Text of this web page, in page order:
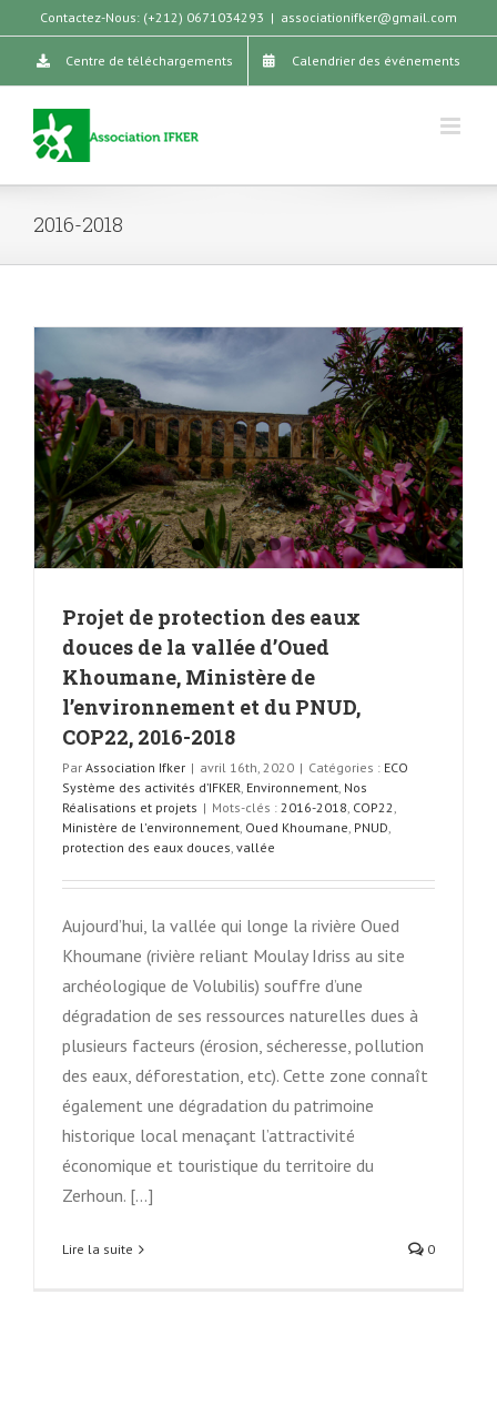
to
content
Contactez-Nous: (+212) 0671034293 | associationifker@gmail.com
Centre de téléchargements Calendrier des événements
2016-2018
Projet de protection des eaux
douces de la vallée d’Oued
Khoumane, Ministère de
l’environnement et du PNUD,
COP22, 2016-2018
Par Association Ifker | avril 16th, 2020 | Catégories : ECO
Système des activités d’IFKER, Environnement, Nos
Réalisations et projets | Mots-clés : 2016-2018, COP22,
Ministère de l'environnement, Oued Khoumane, PNUD,
protection des eaux douces, vallée
Aujourd’hui, la vallée qui longe la rivière Oued
Khoumane (rivière reliant Moulay Idriss au site
archéologique de Volubilis) souffre d’une
dégradation de ses ressources naturelles dues à
plusieurs facteurs (érosion, sécheresse, pollution
des eaux, déforestation, etc). Cette zone connaît
également une dégradation du patrimoine
historique local menaçant l’attractivité
économique et touristique du territoire du
Zerhoun. [...]
Lire la suite 0